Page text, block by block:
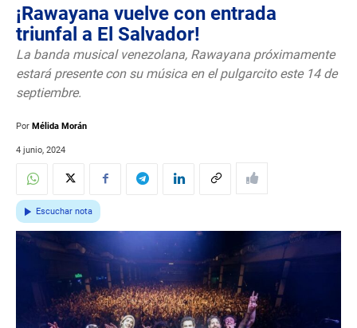
¡Rawayana vuelve con entrada
triunfal a El Salvador!
La banda musical venezolana, Rawayana próximamente
estará presente con su música en el pulgarcito este 14 de
septiembre.
Por Mélida Morán
4 junio, 2024
Escuchar nota